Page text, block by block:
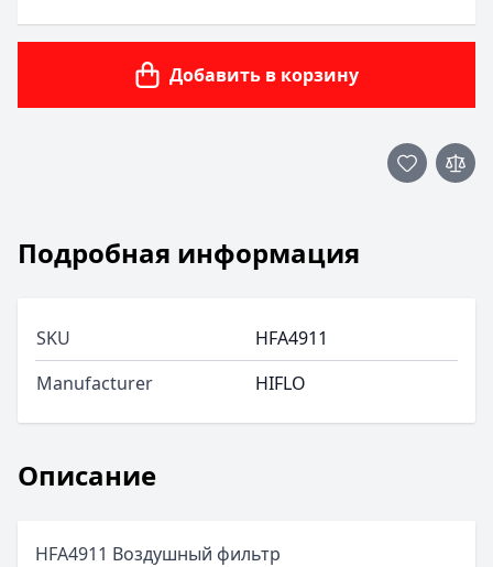
Добавить в корзину
Описание
HFA4911 Воздушный фильтр
Подробная информация
SKU
HFA4911
Manufacturer
HIFLO